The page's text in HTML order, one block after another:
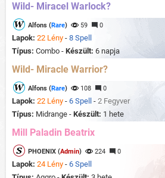
Wild- Miracel Warlock?
Alfons (Rare) 59 0
Lapok: 22 Lény - 8 Spell
Típus: Combo - Készült: 6 napja
Wild- Miracle Warrior?
Alfons (Rare) 108 0
Lapok: 22 Lény - 6 Spell - 2 Fegyver
Típus: Midrange - Készült: 1 hete
Mill Paladin Beatrix
PHOENIX (Admin) 224 0
Lapok: 24 Lény - 6 Spell